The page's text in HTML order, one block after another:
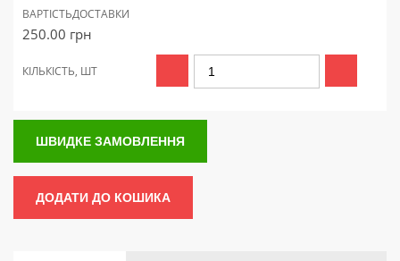
ВАРТІСТЬДОСТАВКИ
250.00 грн
КІЛЬКІСТЬ, ШТ
ШВИДКЕ ЗАМОВЛЕННЯ
ДОДАТИ ДО КОШИКА